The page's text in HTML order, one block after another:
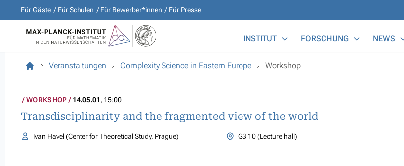
Für Gäste Für Schulen Für Bewerber*innen Für Presse
INSTITUT FORSCHUNG NEWS
Veranstaltungen Complexity Science in Eastern Europe Workshop
WORKSHOP 14.05.01, 15:00
Transdisciplinarity and the fragmented view of the world
Ivan Havel (Center for Theoretical Study, Prague) G3 10 (Lecture hall)